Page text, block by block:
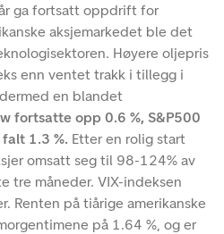
ga fortsatt oppdrift for
aksjemarkedet ble det
Høyere oljepris
enn ventet trakk i tillegg i
en blandet
fortsatte opp 0.6 %, S&P500
1.3 %. Etter en rolig start
omsatt seg til 98-124% av
tre måneder. VIX-indeksen
Renten på tiårige amerikanske
på 1.64 %, og er